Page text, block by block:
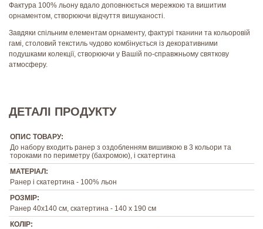
Фактура 100% льону вдало доповнюється мережкою та вишитим
орнаментом, створюючи відчуття вишуканості.
Завдяки спільним елементам орнаменту, фактурі тканини та кольоровій
гамі, столовий текстиль чудово комбінується із декоративними
подушками колекції, створюючи у Вашій по-справжньому святкову
атмосферу.
ДЕТАЛІ ПРОДУКТУ
ОПИС ТОВАРУ:
До набору входить ранер з оздобленням вишивкою в 3 кольори та
тороками по периметру (бахромою), і скатертина
МАТЕРІАЛ:
Ранер і скатертина - 100% льон
РОЗМІР:
Ранер 40х140 см, скатертина - 140 х 190 см
КОЛІР: